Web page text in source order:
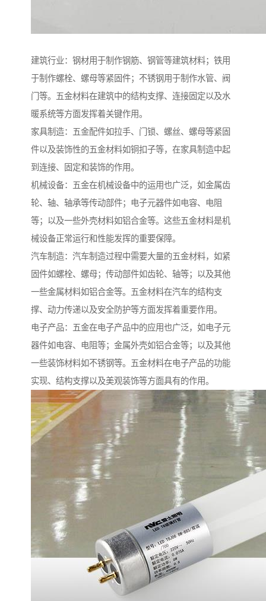
建筑行业：钢材用于制作钢筋、钢管等建筑材料；铁用
于制作螺栓、螺母等紧固件；不锈钢用于制作水管、阀
门等。五金材料在建筑中的结构支撑、连接固定以及水
暖系统等方面发挥着关键作用。
家具制造：五金配件如拉手、门锁、螺丝、螺母等紧固
件以及装饰性的五金材料如铜扣子等，在家具制造中起
到连接、固定和装饰的作用。
机械设备：五金在机械设备中的运用也广泛，如金属齿
轮、轴、轴承等传动部件；电子元器件如电容、电阻
等；以及一些外壳材料如铝合金等。这些五金材料是机
械设备正常运行和性能发挥的重要保障。
汽车制造：汽车制造过程中需要大量的五金材料，如紧
固件如螺栓、螺母；传动部件如齿轮、轴等；以及其他
一些金属材料如铝合金等。五金材料在汽车的结构支
撑、动力传递以及安全防护等方面发挥着重要作用。
电子产品：五金在电子产品中的应用也广泛，如电子元
器件如电容、电阻等；金属外壳如铝合金等；以及其他
一些装饰材料如不锈钢等。五金材料在电子产品的功能
实现、结构支撑以及美观装饰等方面具有的作用。